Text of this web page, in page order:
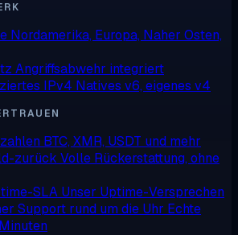
Nordamerika, Europa, Naher Osten,
Angriffsabwehr integriert
IPv4 Natives v6, eigenes v4
BTC, XMR, USDT und mehr
zurück Volle Rückerstattung, ohne
SLA Unser Uptime-Versprechen
Support rund um die Uhr Echte